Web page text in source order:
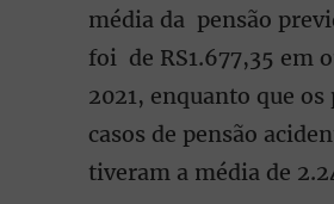
média da pensão
foi de RS1.677,35 em
2021, enquanto que os
casos de pensão
tiveram a média de